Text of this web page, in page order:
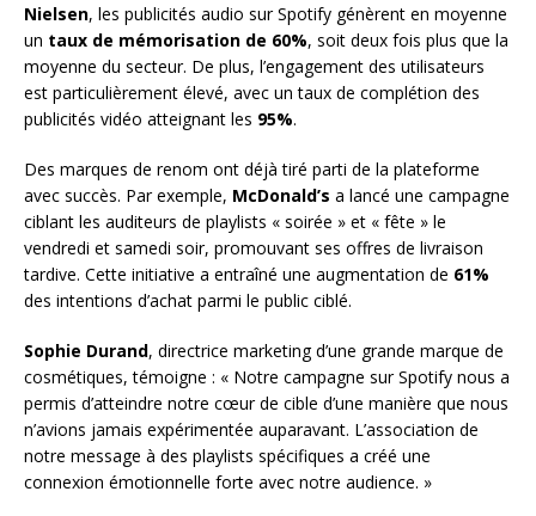
Nielsen, les publicités audio sur Spotify génèrent en moyenne
un taux de mémorisation de 60%, soit deux fois plus que la
moyenne du secteur. De plus, l’engagement des utilisateurs
est particulièrement élevé, avec un taux de complétion des
publicités vidéo atteignant les 95%.
Des marques de renom ont déjà tiré parti de la plateforme
avec succès. Par exemple, McDonald’s a lancé une campagne
ciblant les auditeurs de playlists « soirée » et « fête » le
vendredi et samedi soir, promouvant ses offres de livraison
tardive. Cette initiative a entraîné une augmentation de 61%
des intentions d’achat parmi le public ciblé.
Sophie Durand, directrice marketing d’une grande marque de
cosmétiques, témoigne : « Notre campagne sur Spotify nous a
permis d’atteindre notre cœur de cible d’une manière que nous
n’avions jamais expérimentée auparavant. L’association de
notre message à des playlists spécifiques a créé une
connexion émotionnelle forte avec notre audience. »